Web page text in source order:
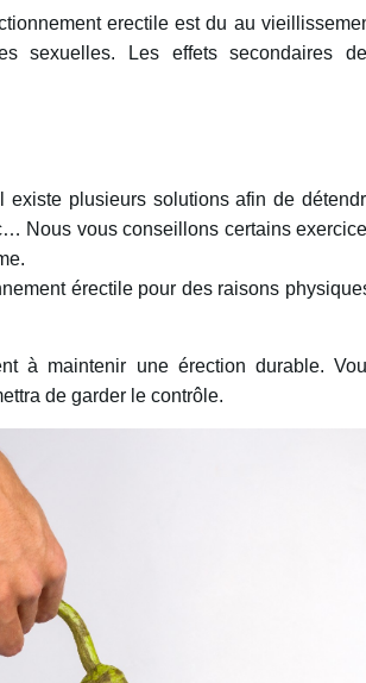
erectile est du au
sexuelles. Les effets secondaires
existe plusieurs solutions afin de
Nous vous conseillons certains
érectile pour des raisons
à maintenir une érection durable.
de garder le contrôle.